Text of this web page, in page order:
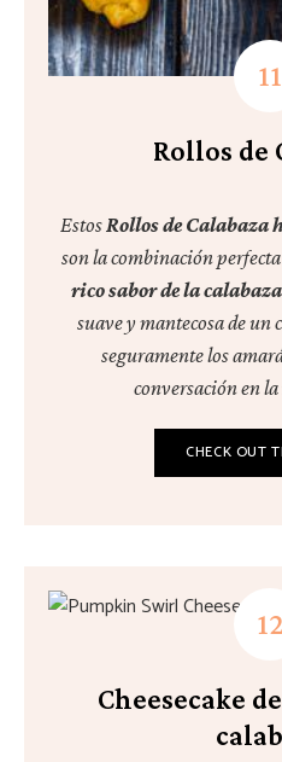
Rollos de
EstosRollos de Calabaza
son la combinación
rico sabor de la calabaza
suave y mantecosa de
seguramente los
conversación en la
CHECK OUT
Cheesecake